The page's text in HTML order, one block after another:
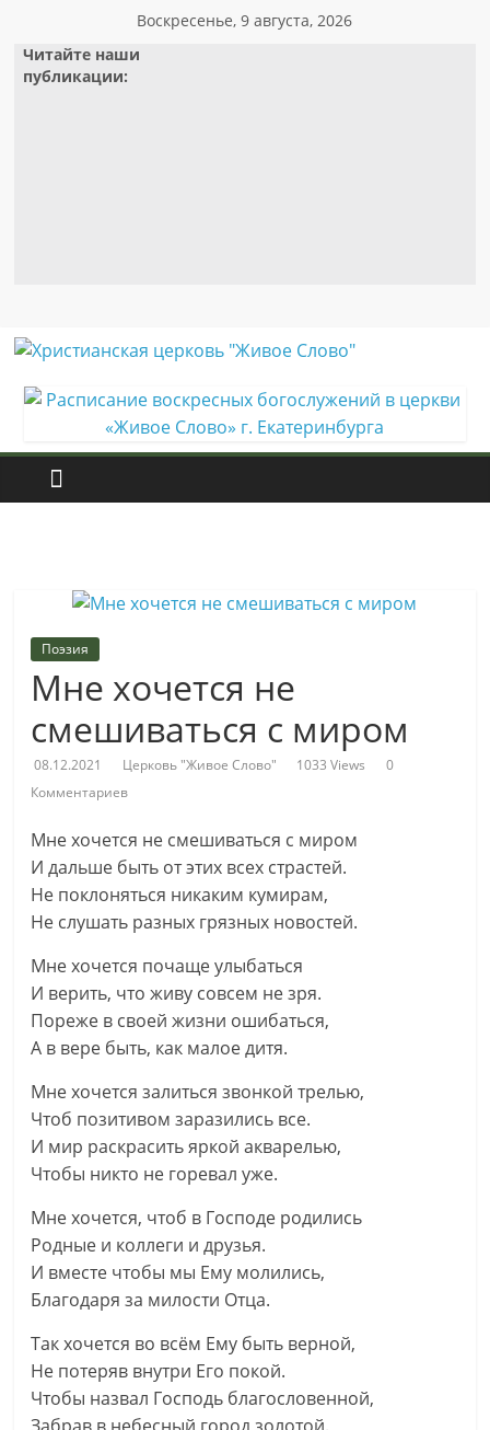
content
Воскресенье, 9 августа, 2026
Читайте наши
публикации:
Христианская
церковь
"Живое
Местная
религиозная
организация
Библейская
христиан
веры
евангельской
Слово"
Екатеринбурга
Поэзия
Мне хочется не
смешиваться с миром
08.12.2021 Церковь "Живое Слово" 1033 Views
0
Комментариев
Мне хочется не смешиваться с миром
И дальше быть от этих всех страстей.
Не поклоняться никаким кумирам,
Не слушать разных грязных новостей.
Мне хочется почаще улыбаться
И верить, что живу совсем не зря.
Пореже в своей жизни ошибаться,
А в вере быть, как малое дитя.
Мне хочется залиться звонкой трелью,
Чтоб позитивом заразились все.
И мир раскрасить яркой акварелью,
Чтобы никто не горевал уже.
Мне хочется, чтоб в Господе родились
Родные и коллеги и друзья.
И вместе чтобы мы Ему молились,
Благодаря за милости Отца.
Так хочется во всём Ему быть верной,
Не потеряв внутри Его покой.
Чтобы назвал Господь благословенной,